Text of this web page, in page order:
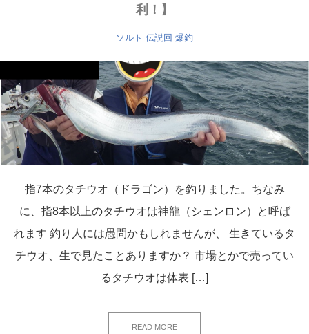
利！】
ソルト 伝説回 爆釣
指7本のタチウオ（ドラゴン）を釣りました。ちなみ
に、指8本以上のタチウオは神龍（シェンロン）と呼ば
れます 釣り人には愚問かもしれませんが、 生きているタ
チウオ、生で見たことありますか？ 市場とかで売ってい
るタチウオは体表 […]
READ MORE